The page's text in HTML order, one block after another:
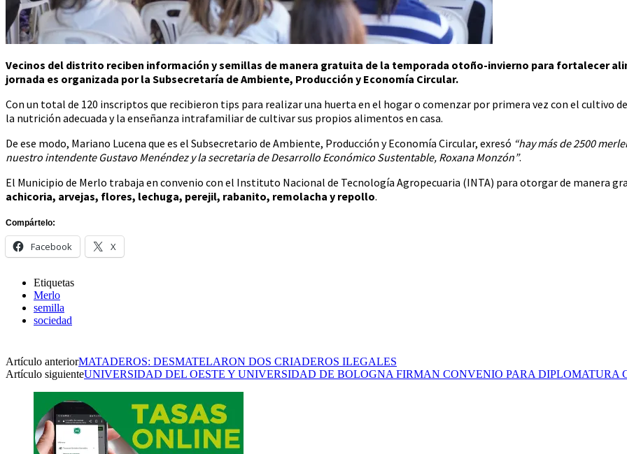
Vecinos del distrito reciben información y semillas de manera gratuita de la temporada otoño-invierno para fortalecer
jornada es organizada por la Subsecretaría de Ambiente, Producción y Economía Circular.
Con un total de 120 inscriptos que recibieron tips para realizar una huerta en el hogar o comenzar por primera vez con el cultivo
la nutrición adecuada y la enseñanza intrafamiliar de cultivar sus propios alimentos en casa.
De ese modo, Mariano Lucena que es el Subsecretario de Ambiente, Producción y Economía Circular, exresó “hay más de 2500
nuestro intendente Gustavo Menéndez y la secretaria de Desarrollo Económico Sustentable, Roxana Monzón”.
El Municipio de Merlo trabaja en convenio con el Instituto Nacional de Tecnología Agropecuaria (INTA) para otorgar de manera
achicoria, arvejas, flores, lechuga, perejil, rabanito, remolacha y repollo.
Compártelo:
Facebook X
Etiquetas
Merlo
semilla
sociedad
Artículo anteriorMATADEROS: DESMATELARON DOS CRIADEROS ILEGALES
Artículo siguienteUNIVERSIDAD DEL OESTE Y UNIVERSIDAD DE BOLOGNA FIRMAN CONVENIO PARA DIPLOMATURA